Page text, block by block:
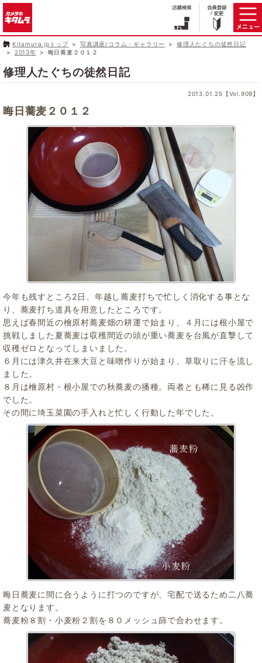
Kitamura.jpトップ 写真講座/コラム・ギャラリー
修理人たぐちの徒然日記
2013年
晦日蕎麦２０１２
修理人たぐちの徒然日記
2013.01.25【Vol.909】
晦日蕎麦２０１２
今年も残すところ2日、年越し蕎麦打ちで忙しく消化する事とな
り、蕎麦打ち道具を用意したところです。
思えば春間近の檜原村蕎麦畑の耕運で始まり、４月には根小屋で
挑戦しました夏蕎麦は収穫間近の頭が重い蕎麦を台風が直撃して
収穫ゼロとなってしまいました。
６月には津久井在来大豆と味噌作りが始まり、草取りに汗を流し
ました。
８月は檜原村・根小屋での秋蕎麦の播種。両者とも稀に見る凶作
でした。
その間に埼玉菜園の手入れと忙しく行動した年でした。
晦日蕎麦に間に合うように打つのですが、宅配で送るため二八蕎
麦となります。
蕎麦粉８割・小麦粉２割を８０メッシュ篩で合わせます。